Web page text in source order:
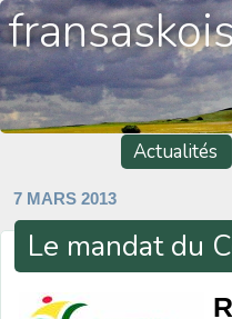
Actualités
7 MARS 2013
Le mandat du